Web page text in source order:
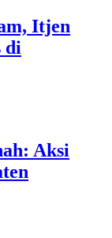
Itjen
di
Aksi